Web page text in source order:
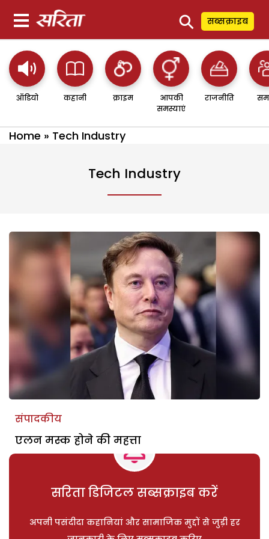
⚲ सब्सक्राइब
ऑडियो कहानी क्राइम
आपकी
समस्याएं
राजनीति
Home » Tech Industry
Tech Industry
संपादकीय
एलन मस्क होने की महत्ता
सरिता डिजिटल सब्सक्राइब करें
अपनी पसंदीदा कहानियां और सामाजिक मुद्दों से जुड़ी हर